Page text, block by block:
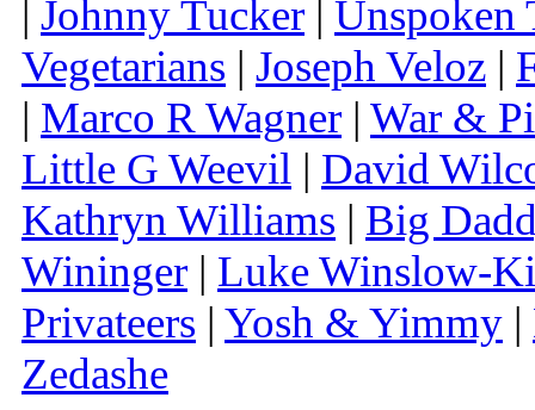
Johnny Tucker
Unspoken
Vegetarians | Joseph Veloz |
| Marco R Wagner | War &
Little G Weevil | David
Kathryn Williams | Big
Wininger | Luke Winslow-
Privateers | Yosh & Yimmy |
Zedashe